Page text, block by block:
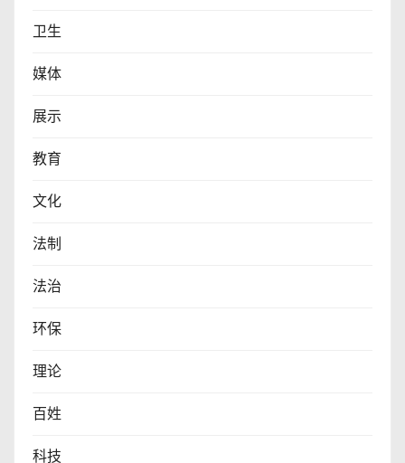
卫生
媒体
展示
教育
文化
法制
法治
环保
理论
百姓
科技